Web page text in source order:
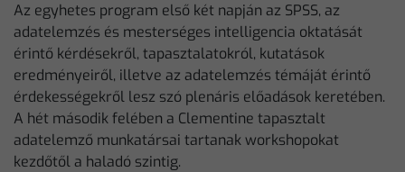
Az egyhetes program első két napján az SPSS, az
adatelemzés és mesterséges intelligencia oktatását
érintő kérdésekről, tapasztalatokról, kutatások
eredményeiről, illetve az adatelemzés témáját érintő
érdekességekről lesz szó plenáris előadások keretében.
A hét második felében a Clementine tapasztalt
adatelemző munkatársai tartanak workshopokat
kezdőtől a haladó szintig.